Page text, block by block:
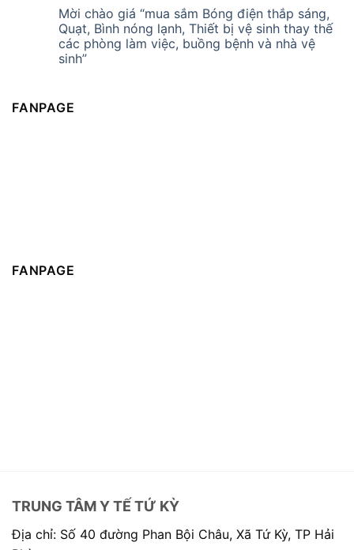
Mời chào giá “mua sắm Bóng điện thắp sáng,
Quạt, Bình nóng lạnh, Thiết bị vệ sinh thay thế
các phòng làm việc, buồng bệnh và nhà vệ
sinh”
FANPAGE
FANPAGE
TRUNG TÂM Y TẾ TỨ KỲ
Địa chỉ: Số 40 đường Phan Bội Châu, Xã Tứ Kỳ, TP Hải